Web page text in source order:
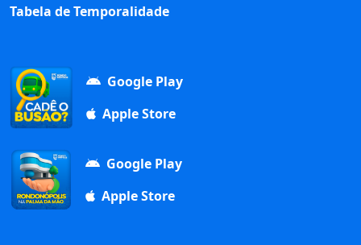
Tabela de Temporalidade
Google Play
Apple Store
Google Play
Apple Store